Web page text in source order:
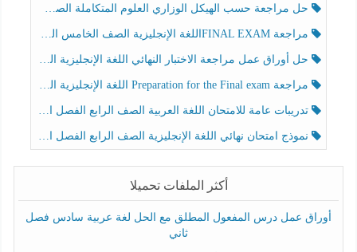
حل مراجعة حسب الهيكل الوزاري العلوم المتكاملة الصف الخامس عام الفصل الثالث
مراجعة FINAL EXAMاللغة الإنجليزية الصف الخامس الفصل الثالث
حل أوراق عمل مراجعة الاختبار النهائي اللغة الإنجليزية الصف الرابع الفصل الثالث
مراجعة Preparation for the Final exam اللغة الإنجليزية الصف الرابع الفصل الثالث
تدريبات عامة للامتحان اللغة العربية الصف الرابع الفصل الثالث
نموذج امتحان نهائي اللغة الإنجليزية الصف الرابع الفصل الثالث
أكثر الملفات تحميلا
أوراق عمل درس المفعول المطلق مع الحل لغة عربية سادس فصل
ثاني